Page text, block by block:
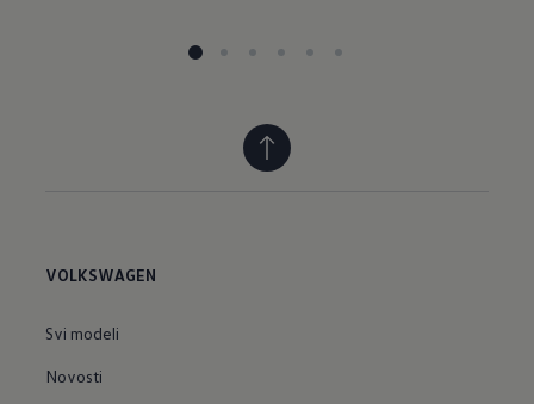
VOLKSWAGEN
Svi modeli
Novosti